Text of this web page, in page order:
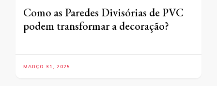
Como as Paredes Divisórias de PVC
podem transformar a decoração?
MARÇO 31, 2025